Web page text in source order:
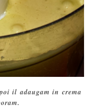
il adaugam in crema